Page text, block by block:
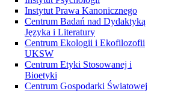
Instytut Prawa Kanonicznego
Centrum Badań nad Dydaktyką
Języka i Literatury
Centrum Ekologii i Ekofilozofii
UKSW
Centrum Etyki Stosowanej i
Bioetyki
Centrum Gospodarki Światowej